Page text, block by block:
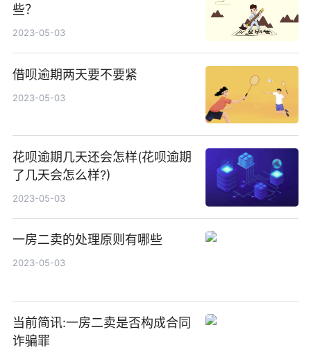
些？
2023-05-03
借呗逾期两天要不要紧
2023-05-03
花呗逾期几天还会怎样(花呗逾期
了几天会怎么样?)
2023-05-03
一房二卖的处理原则有哪些
2023-05-03
当前简讯:一房二卖是否构成合同
诈骗罪